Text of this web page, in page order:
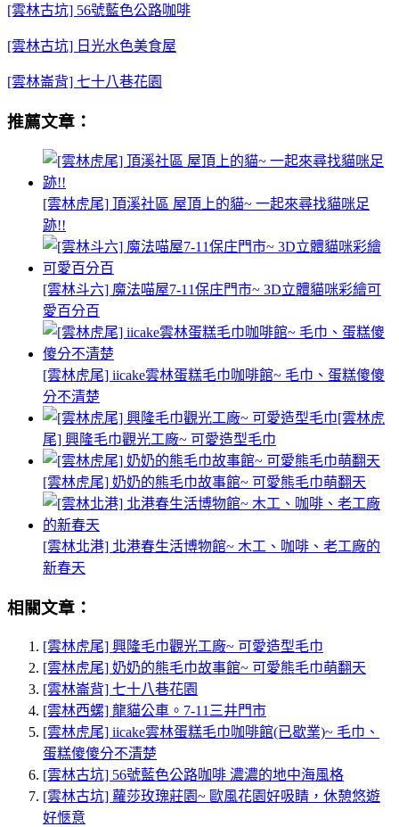
[雲林古坑] 56號藍色公路咖啡
[雲林古坑] 日光水色美食屋
[雲林崙背] 七十八巷花園
推薦文章：
[雲林虎尾] 頂溪社區 屋頂上的貓~ 一起來尋找貓咪足
跡!!
[雲林斗六] 魔法喵屋7-11保庄門市~ 3D立體貓咪彩繪可
愛百分百
[雲林虎尾] iicake雲林蛋糕毛巾咖啡館~ 毛巾、蛋糕傻傻
分不清楚
[雲林虎
尾] 興隆毛巾觀光工廠~ 可愛造型毛巾
[雲林虎尾] 奶奶的熊毛巾故事館~ 可愛熊毛巾萌翻天
[雲林北港] 北港春生活博物館~ 木工、咖啡、老工廠的
新春天
相關文章：
[雲林虎尾] 興隆毛巾觀光工廠~ 可愛造型毛巾
[雲林虎尾] 奶奶的熊毛巾故事館~ 可愛熊毛巾萌翻天
[雲林崙背] 七十八巷花園
[雲林西螺] 龍貓公車。7-11三井門市
[雲林虎尾] iicake雲林蛋糕毛巾咖啡館(已歇業)~ 毛巾、
蛋糕傻傻分不清楚
[雲林古坑] 56號藍色公路咖啡 濃濃的地中海風格
[雲林古坑] 蘿莎玫瑰莊園~ 歐風花園好吸睛，休憩悠遊
好愜意